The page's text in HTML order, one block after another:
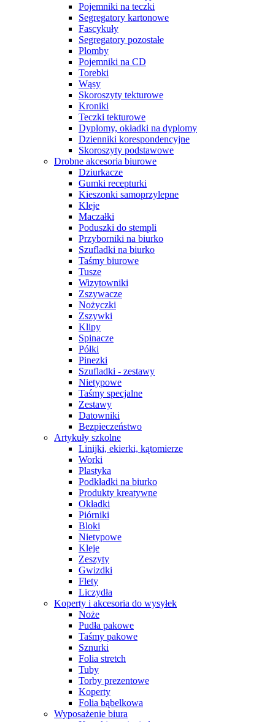
Pojemniki na teczki
Segregatory kartonowe
Fascykuły
Segregatory pozostałe
Plomby
Pojemniki na CD
Torebki
Wąsy
Skoroszyty tekturowe
Kroniki
Teczki tekturowe
Dyplomy, okładki na dyplomy
Dzienniki korespondencyjne
Skoroszyty podstawowe
Drobne akcesoria biurowe
Dziurkacze
Gumki recepturki
Kieszonki samoprzylepne
Kleje
Maczałki
Poduszki do stempli
Przyborniki na biurko
Szufladki na biurko
Taśmy biurowe
Tusze
Wizytowniki
Zszywacze
Nożyczki
Zszywki
Klipy
Spinacze
Półki
Pinezki
Szufladki - zestawy
Nietypowe
Taśmy specjalne
Zestawy
Datowniki
Bezpieczeństwo
Artykuły szkolne
Linijki, ekierki, kątomierze
Worki
Plastyka
Podkładki na biurko
Produkty kreatywne
Okładki
Piórniki
Bloki
Nietypowe
Kleje
Zeszyty
Gwizdki
Flety
Liczydła
Koperty i akcesoria do wysyłek
Noże
Pudła pakowe
Taśmy pakowe
Sznurki
Folia stretch
Tuby
Torby prezentowe
Koperty
Folia bąbelkowa
Wyposażenie biura